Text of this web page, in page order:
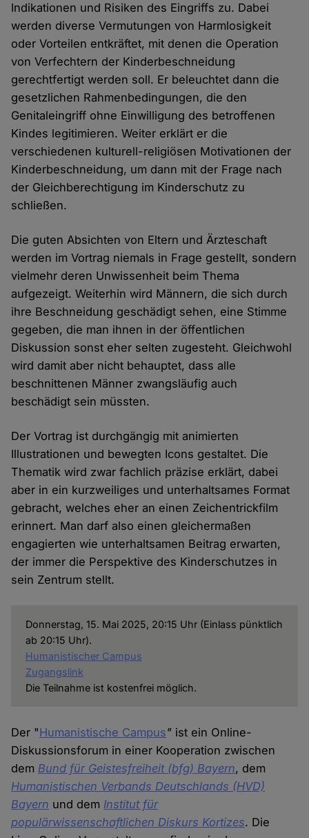
Indikationen und Risiken des Eingriffs zu. Dabei
werden diverse Vermutungen von Harmlosigkeit
oder Vorteilen entkräftet, mit denen die Operation
von Verfechtern der Kinderbeschneidung
gerechtfertigt werden soll. Er beleuchtet dann die
gesetzlichen Rahmenbedingungen, die den
Genitaleingriff ohne Einwilligung des betroffenen
Kindes legitimieren. Weiter erklärt er die
verschiedenen kulturell-religiösen Motivationen der
Kinderbeschneidung, um dann mit der Frage nach
der Gleichberechtigung im Kinderschutz zu
schließen.
Die guten Absichten von Eltern und Ärzteschaft
werden im Vortrag niemals in Frage gestellt, sondern
vielmehr deren Unwissenheit beim Thema
aufgezeigt. Weiterhin wird Männern, die sich durch
ihre Beschneidung geschädigt sehen, eine Stimme
gegeben, die man ihnen in der öffentlichen
Diskussion sonst eher selten zugesteht. Gleichwohl
wird damit aber nicht behauptet, dass alle
beschnittenen Männer zwangsläufig auch
beschädigt sein müssten.
Der Vortrag ist durchgängig mit animierten
Illustrationen und bewegten Icons gestaltet. Die
Thematik wird zwar fachlich präzise erklärt, dabei
aber in ein kurzweiliges und unterhaltsames Format
gebracht, welches eher an einen Zeichentrickfilm
erinnert. Man darf also einen gleichermaßen
engagierten wie unterhaltsamen Beitrag erwarten,
der immer die Perspektive des Kinderschutzes in
sein Zentrum stellt.
Donnerstag, 15. Mai 2025, 20:15 Uhr (Einlass pünktlich
ab 20:15 Uhr).
Humanistischer Campus
Zugangslink
Die Teilnahme ist kostenfrei möglich.
Der "Humanistische Campus" ist ein Online-
Diskussionsforum in einer Kooperation zwischen
dem Bund für Geistesfreiheit (bfg) Bayern, dem
Humanistischen Verbands Deutschlands (HVD)
Bayern und dem Institut für
populärwissenschaftlichen Diskurs Kortizes. Die